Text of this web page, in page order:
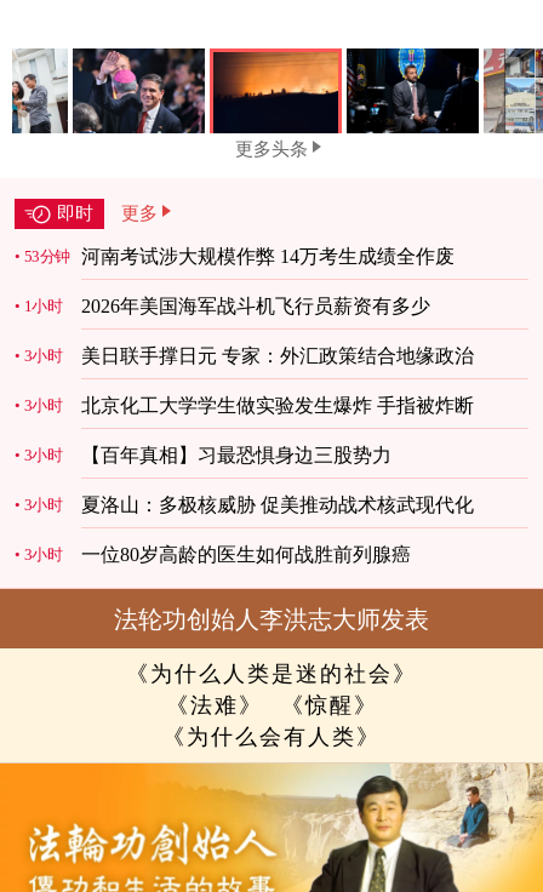
更多头条
即时 更多
53分钟 河南考试涉大规模作弊 14万考生成绩全作废
1小时 2026年美国海军战斗机飞行员薪资有多少
3小时 美日联手撑日元 专家：外汇政策结合地缘政治
3小时 北京化工大学学生做实验发生爆炸 手指被炸断
3小时 【百年真相】习最恐惧身边三股势力
3小时 夏洛山：多极核威胁 促美推动战术核武现代化
3小时 一位80岁高龄的医生如何战胜前列腺癌
法轮功创始人李洪志大师发表
《为什么人类是迷的社会》
《法难》
《惊醒》
《为什么会有人类》